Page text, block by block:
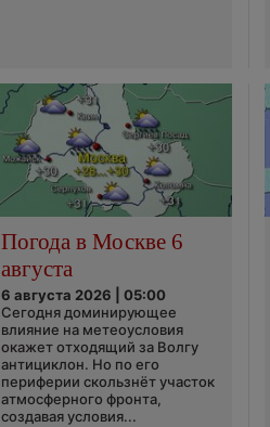
Погода в Москве 6
августа
6 августа 2026 | 05:00
Сегодня доминирующее
влияние на метеоусловия
окажет отходящий за Волгу
антициклон. Но по его
периферии скользнёт участок
атмосферного фронта,
создавая условия...